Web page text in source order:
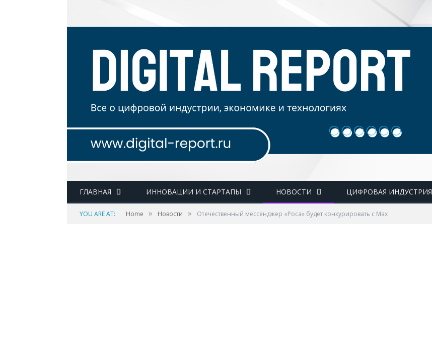
ГЛАВНАЯ ИННОВАЦИИ И СТАРТАПЫ НОВОСТИ ЦИФРОВАЯ ИНДУСТРИЯ
YOU ARE AT: Home » Новости » Отечественный мессенджер «Роса» будет конкурировать с Max